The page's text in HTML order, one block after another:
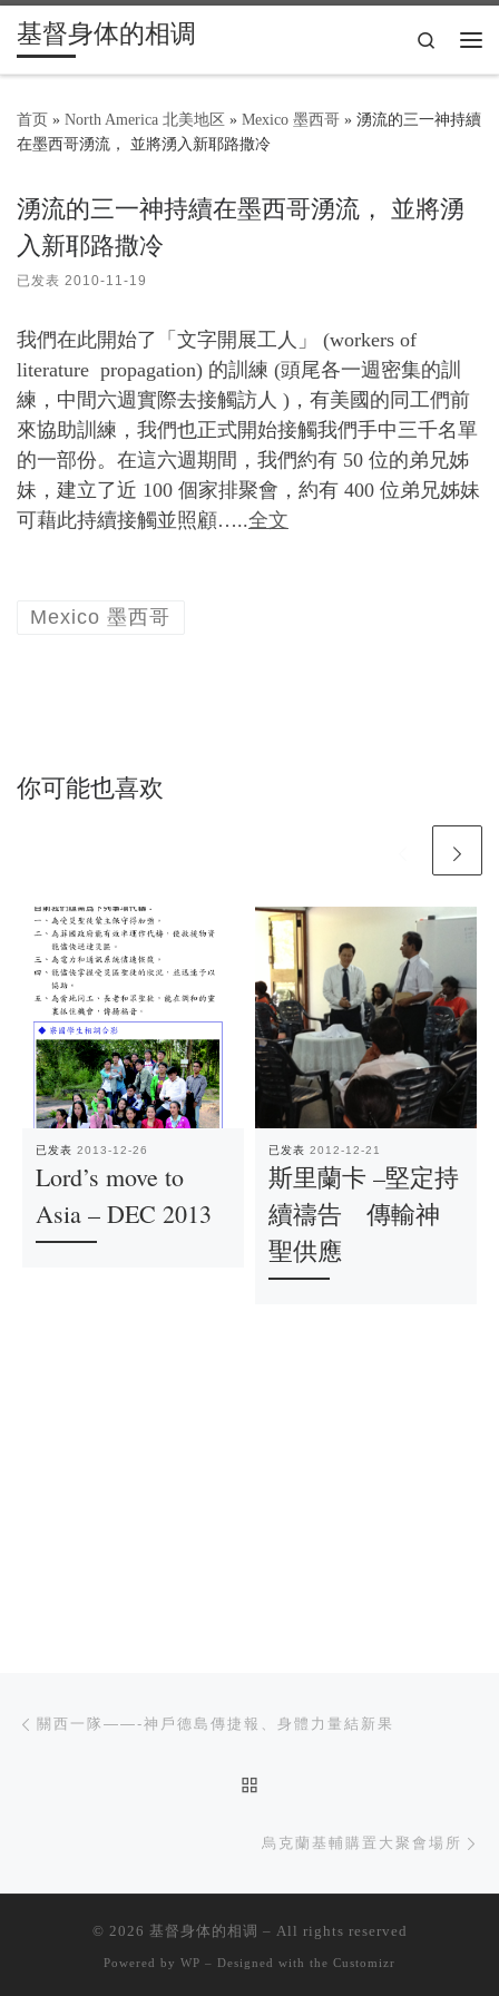
Skip to content
基督身体的相调
Search
首页 » North America 北美地区 » Mexico 墨西哥 » 湧流的三一神持續
在墨西哥湧流， 並將湧入新耶路撒冷
湧流的三一神持續在墨西哥湧流， 並將湧
入新耶路撒冷
已发表 2010-11-19
我們在此開始了「文字開展工人」 (workers of
literature propagation) 的訓練 (頭尾各一週密集的訓
練，中間六週實際去接觸訪人 )，有美國的同工們前
來協助訓練，我們也正式開始接觸我們手中三千名單
的一部份。在這六週期間，我們約有 50 位的弟兄姊
妹，建立了近 100 個家排聚會，約有 400 位弟兄姊妹
可藉此持續接觸並照顧…..全文
Mexico 墨西哥
你可能也喜欢
已发表 2013-12-26
Lord’s move to
Asia – DEC 2013
已发表 2012-12-21
斯里蘭卡 –堅定持
續禱告 傳輸神
聖供應
文章导航
關西一隊——-神戶德島傳捷報、身體力量結新果
烏克蘭基輔購置大聚會場所
© 2026 基督身体的相调 – All rights reserved
Powered by WP – Designed with the Customizr